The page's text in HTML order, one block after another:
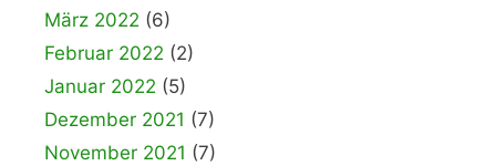
März 2022 (6)
Februar 2022 (2)
Januar 2022 (5)
Dezember 2021 (7)
November 2021 (7)